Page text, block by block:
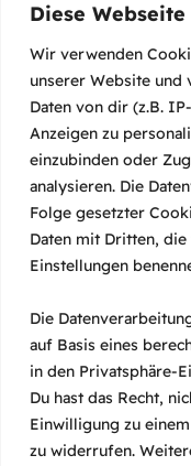
Diese
Wir verwenden
unserer Website und
Daten von dir (z.B.
Anzeigen zu
einzubinden oder
analysieren. Die
Folge gesetzter
Daten mit Dritten,
Einstellungen
Die
auf Basis eines
in den Privatsphäre-
Du hast das Recht,
Einwilligung zu
zu widerrufen.
Vegu
ABDUL
Indien